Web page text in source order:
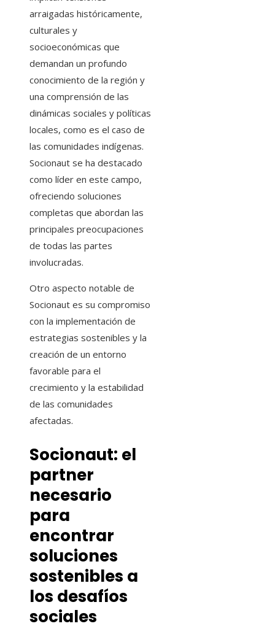
arraigadas históricamente,
culturales y
socioeconómicas que
demandan un profundo
conocimiento de la región y
una comprensión de las
dinámicas sociales y políticas
locales, como es el caso de
las comunidades indígenas.
Socionaut se ha destacado
como líder en este campo,
ofreciendo soluciones
completas que abordan las
principales preocupaciones
de todas las partes
involucradas.
Otro aspecto notable de
Socionaut es su compromiso
con la implementación de
estrategias sostenibles y la
creación de un entorno
favorable para el
crecimiento y la estabilidad
de las comunidades
afectadas.
Socionaut: el
partner
necesario
para
encontrar
soluciones
sostenibles a
los desafíos
sociales